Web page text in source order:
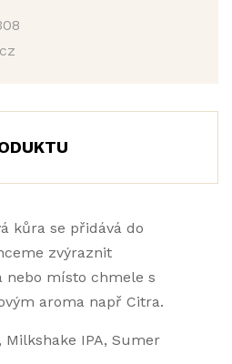
kůra se přidává do
zvýraznit
nebo místo chmele s
aroma např Citra.
Milkshake IPA, Sumer